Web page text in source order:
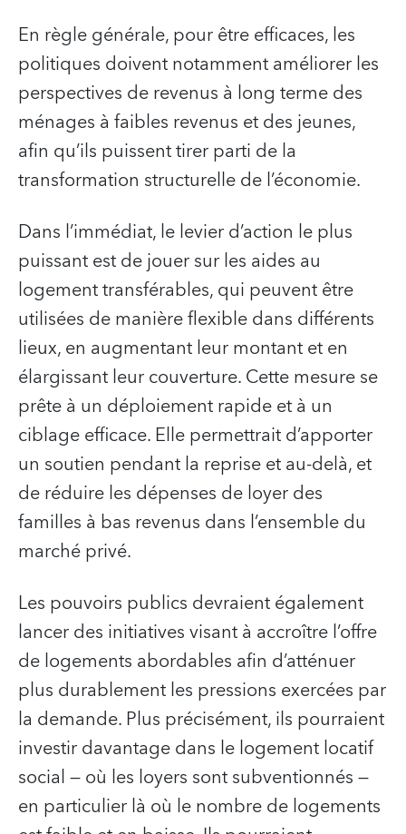
En règle générale, pour être efficaces, les
politiques doivent notamment améliorer les
perspectives de revenus à long terme des
ménages à faibles revenus et des jeunes,
afin qu’ils puissent tirer parti de la
transformation structurelle de l’économie.
Dans l’immédiat, le levier d’action le plus
puissant est de jouer sur les aides au
logement transférables, qui peuvent être
utilisées de manière flexible dans différents
lieux, en augmentant leur montant et en
élargissant leur couverture. Cette mesure se
prête à un déploiement rapide et à un
ciblage efficace. Elle permettrait d’apporter
un soutien pendant la reprise et au-delà, et
de réduire les dépenses de loyer des
familles à bas revenus dans l’ensemble du
marché privé.
Les pouvoirs publics devraient également
lancer des initiatives visant à accroître l’offre
de logements abordables afin d’atténuer
plus durablement les pressions exercées par
la demande. Plus précisément, ils pourraient
investir davantage dans le logement locatif
social — où les loyers sont subventionnés —
en particulier là où le nombre de logements